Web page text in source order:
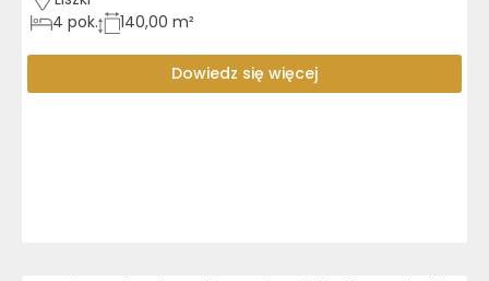
4 pok. 140,00 m²
Dowiedz się więcej